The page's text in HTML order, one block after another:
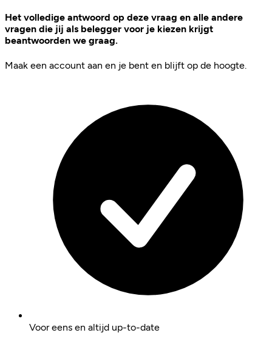
Het volledige antwoord op deze vraag en alle andere
vragen die jij als belegger voor je kiezen krijgt
beantwoorden we graag.
Maak een account aan en je bent en blijft op de hoogte.
Voor eens en altijd up-to-date